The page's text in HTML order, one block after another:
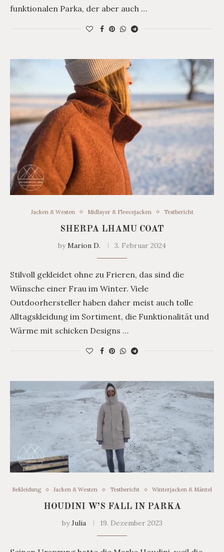
funktionalen Parka, der aber auch …
Jacken & Westen Midlayer & Fleecejacken Testbericht
SHERPA LHAMU COAT
byMarion D. 3. Februar 2024
Stilvoll gekleidet ohne zu Frieren, das sind die
Wünsche einer Frau im Winter. Viele
Outdoorhersteller haben daher meist auch tolle
Alltagskleidung im Sortiment, die Funktionalität und
Wärme mit schicken Designs …
Bekleidung Jacken & Westen Testbericht Winterjacken & Mäntel
HOUDINI W’S FALL IN PARKA
byJulia 19. Dezember 2023